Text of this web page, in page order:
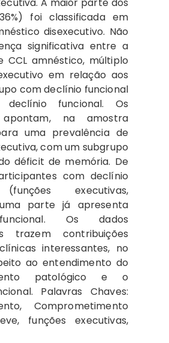
A maior parte dos
foi classificada em
disexecutivo. Não
significativa entre a
CCL amnéstico, múltiplo
em relação aos
com declínio funcional
funcional. Os
apontam, na amostra
uma prevalência de
com um subgrupo
déficit de memória. De
com declínio
executivas,
parte já apresenta
Os dados
trazem contribuições
interessantes, no
ao entendimento do
patológico e o
Palavras Chaves:
Comprometimento
funções executivas,